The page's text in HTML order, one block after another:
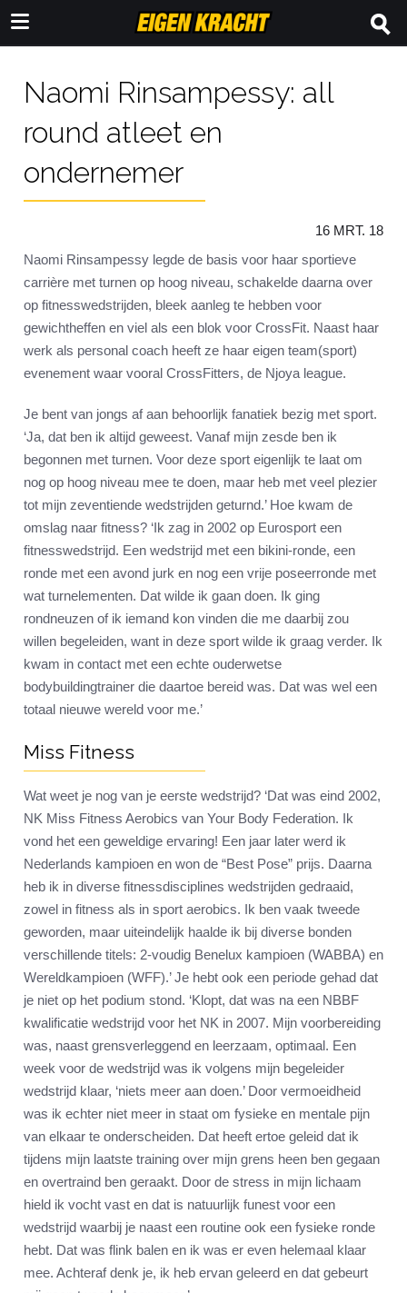
Naomi Rinsampessy: all
round atleet en
ondernemer
16 MRT. 18
Naomi Rinsampessy legde de basis voor haar sportieve
carrière met turnen op hoog niveau, schakelde daarna over
op fitnesswedstrijden, bleek aanleg te hebben voor
gewichtheffen en viel als een blok voor CrossFit. Naast haar
werk als personal coach heeft ze haar eigen team(sport)
evenement waar vooral CrossFitters, de Njoya league.
Je bent van jongs af aan behoorlijk fanatiek bezig met sport.
‘Ja, dat ben ik altijd geweest. Vanaf mijn zesde ben ik
begonnen met turnen. Voor deze sport eigenlijk te laat om
nog op hoog niveau mee te doen, maar heb met veel plezier
tot mijn zeventiende wedstrijden geturnd.’ Hoe kwam de
omslag naar fitness? ‘Ik zag in 2002 op Eurosport een
fitnesswedstrijd. Een wedstrijd met een bikini-ronde, een
ronde met een avond jurk en nog een vrije poseerronde met
wat turnelementen. Dat wilde ik gaan doen. Ik ging
rondneuzen of ik iemand kon vinden die me daarbij zou
willen begeleiden, want in deze sport wilde ik graag verder. Ik
kwam in contact met een echte ouderwetse
bodybuildingtrainer die daartoe bereid was. Dat was wel een
totaal nieuwe wereld voor me.’
Miss Fitness
Wat weet je nog van je eerste wedstrijd? ‘Dat was eind 2002,
NK Miss Fitness Aerobics van Your Body Federation. Ik
vond het een geweldige ervaring! Een jaar later werd ik
Nederlands kampioen en won de “Best Pose” prijs. Daarna
heb ik in diverse fitnessdisciplines wedstrijden gedraaid,
zowel in fitness als in sport aerobics. Ik ben vaak tweede
geworden, maar uiteindelijk haalde ik bij diverse bonden
verschillende titels: 2-voudig Benelux kampioen (WABBA) en
Wereldkampioen (WFF).’ Je hebt ook een periode gehad dat
je niet op het podium stond. ‘Klopt, dat was na een NBBF
kwalificatie wedstrijd voor het NK in 2007. Mijn voorbereiding
was, naast grensverleggend en leerzaam, optimaal. Een
week voor de wedstrijd was ik volgens mijn begeleider
wedstrijd klaar, ‘niets meer aan doen.’ Door vermoeidheid
was ik echter niet meer in staat om fysieke en mentale pijn
van elkaar te onderscheiden. Dat heeft ertoe geleid dat ik
tijdens mijn laatste training over mijn grens heen ben gegaan
en overtraind ben geraakt. Door de stress in mijn lichaam
hield ik vocht vast en dat is natuurlijk funest voor een
wedstrijd waarbij je naast een routine ook een fysieke ronde
hebt. Dat was flink balen en ik was er even helemaal klaar
mee. Achteraf denk je, ik heb ervan geleerd en dat gebeurt